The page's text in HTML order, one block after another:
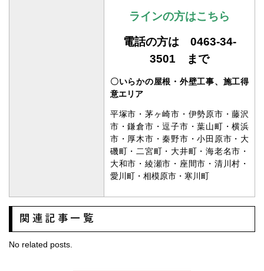
ラインの方はこちら
電話の方は 0463-34-
3501 まで
〇いらかの屋根・外壁工事、施工得
意エリア
平塚市・茅ヶ崎市・伊勢原市・藤沢
市・鎌倉市・逗子市・葉山町・横浜
市・厚木市・秦野市・小田原市・大
磯町・二宮町・大井町・海老名市・
大和市・綾瀬市・座間市・清川村・
愛川町・相模原市・寒川町
関連記事一覧
No related posts.